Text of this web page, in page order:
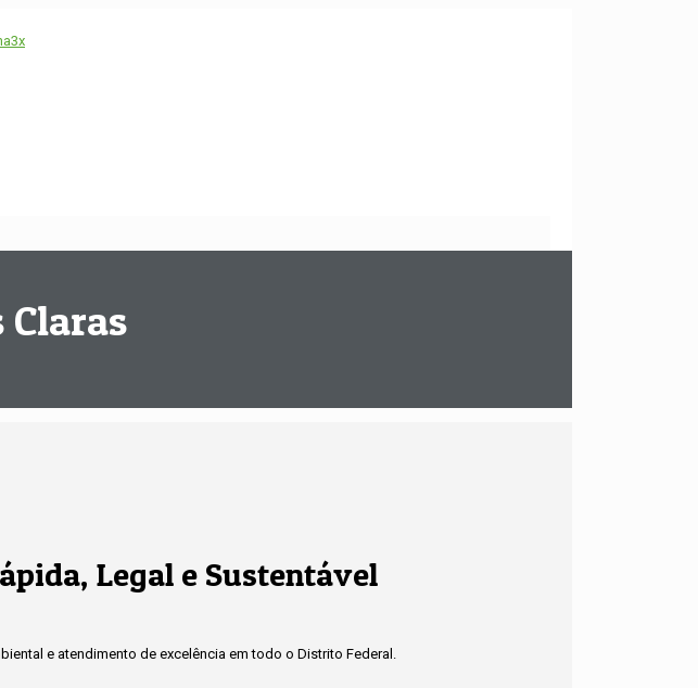
Claras
Legal e Sustentável
e atendimento de excelência em todo o Distrito Federal.